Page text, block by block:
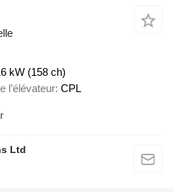
kW (158 ch)
l’élévateur CPL
Ltd